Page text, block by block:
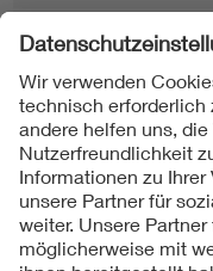
7d) Hinweis von
*Die Prozent-
die Anzahl der
Direkter Link: